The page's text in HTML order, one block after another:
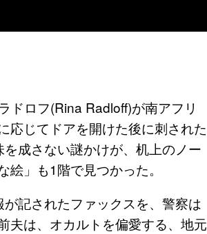
ドロフ(Rina Radloff)が南アフリ
応じてドアを開けた後に刺された
成さない謎かけが、机上のノー
」も1階で見つかった。
記されたファックスを、警察は
夫は、オカルトを偏愛する、地元